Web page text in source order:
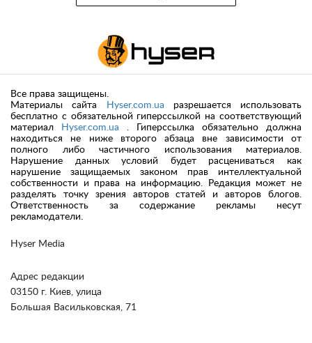
Hyser Media
Адрес редакции
03150 г. Киев, улица
Большая Васильковская, 71
Все права защищены.
Материалы сайта
Hyser.com.ua разрешается использовать
бесплатно с обязательной гиперссылкой на соответствующий
материал
Hyser.com.ua . Гиперссылка обязательно должна
находиться не ниже второго абзаца вне зависимости от
полного либо частичного использования материалов.
Нарушение данных условий будет расцениваться как
нарушение защищаемых законом прав интеллектуальной
собственности и права на информацию. Редакция может не
разделять точку зрения авторов статей и авторов блогов.
Ответственность за содержание рекламы несут
рекламодатели.